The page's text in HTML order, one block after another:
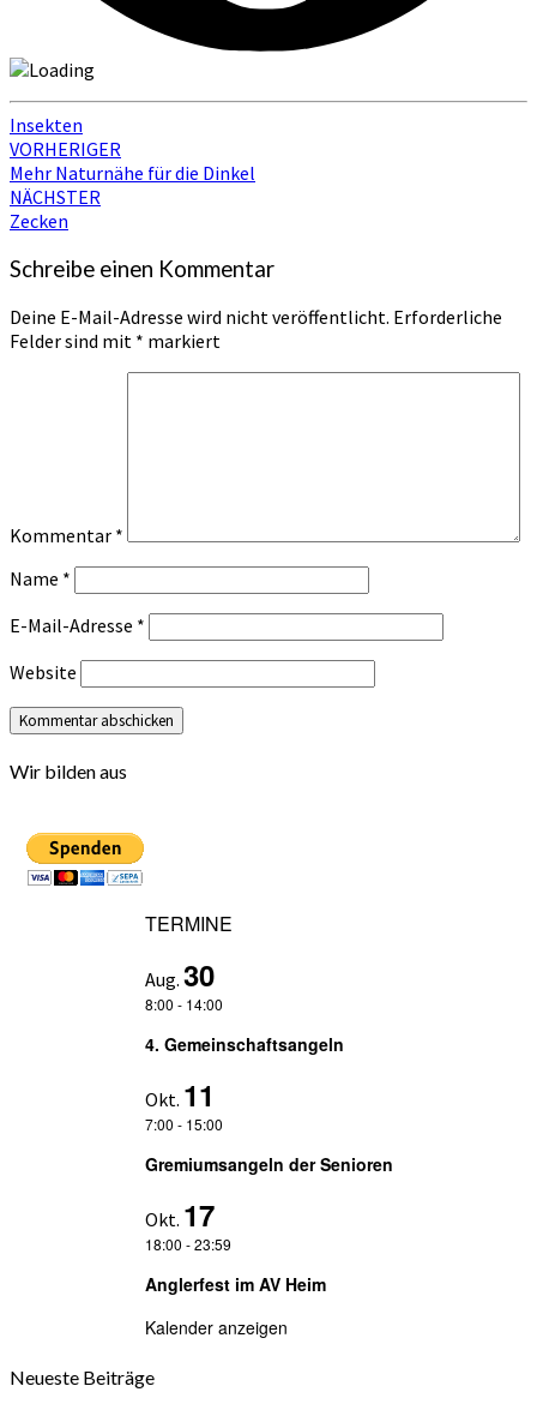
Insekten
Beitragsnavigation
VORHERIGER
Mehr Naturnähe für die Dinkel
NÄCHSTER
Zecken
Schreibe einen Kommentar
Deine E-Mail-Adresse wird nicht veröffentlicht. Erforderliche
Felder sind mit * markiert
Kommentar *
Name *
E-Mail-Adresse *
Website
Wir bilden aus
TERMINE
Aug. 30
8:00 - 14:00
4. Gemeinschaftsangeln
Okt. 11
7:00 - 15:00
Gremiumsangeln der Senioren
Okt. 17
18:00 -23:59
Anglerfest im AV Heim
Kalender anzeigen
Neueste Beiträge